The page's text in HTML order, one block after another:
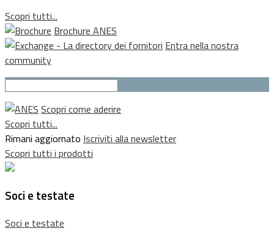
Scopri tutti...
Brochure ANES
Entra nella nostra
community
Scopri come aderire
Scopri tutti...
Rimani aggiornato Iscriviti alla newsletter
Scopri tutti i prodotti
Soci e testate
Soci e testate